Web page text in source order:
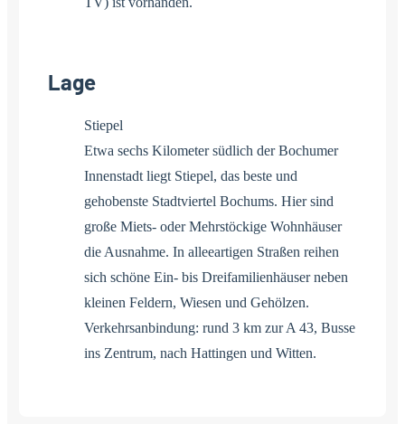
Lage
Stiepel
Etwa sechs Kilometer südlich der Bochumer
Innenstadt liegt Stiepel, das beste und
gehobenste Stadtviertel Bochums. Hier sind
große Miets- oder Mehrstöckige Wohnhäuser
die Ausnahme. In alleeartigen Straßen reihen
sich schöne Ein- bis Dreifamilienhäuser neben
kleinen Feldern, Wiesen und Gehölzen.
Verkehrsanbindung: rund 3 km zur A 43, Busse
ins Zentrum, nach Hattingen und Witten.